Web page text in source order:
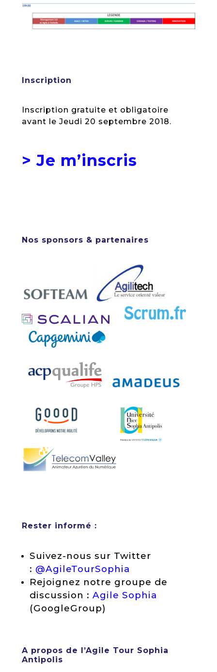
Inscription
Inscription gratuite et obligatoire
avant le Jeudi 20 septembre 2018.
> Je m’inscris
Nos sponsors & partenaires
Rester informé :
Suivez-nous sur Twitter
: @AgileTourSophia
Rejoignez notre groupe de
discussion : Agile Sophia
(GoogleGroup)
A propos de l’Agile Tour Sophia
Antipolis